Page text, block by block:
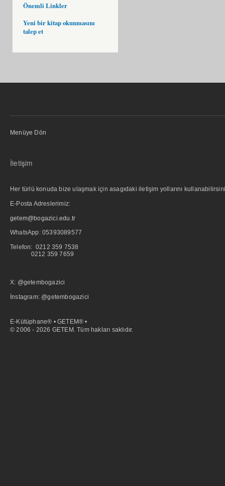
Önemli Linkler
Yeni bir kitap okunmasını
talep et
Menüye Dön
İletişim
Her türlü konuda bize ulaşmak için asagıdaki iletişim yollarını
E-Posta Adreslerimiz:
getem@bogazici.edu.tr
WhatsApp: 05393089577
Telefon: 0212 359 7538
0212 359 7659
X: @getembogazici
İnstagram: @getembogazici
E-Kütüphane® • GETEM® •
© 2006 - 2026 GETEM. Tüm hakları saklıdır.